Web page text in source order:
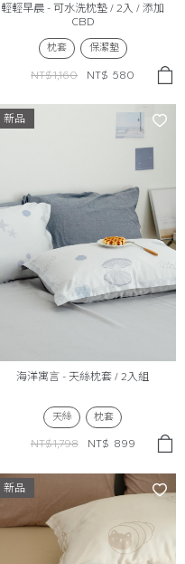
輕輕早晨 - 可水洗枕墊 / 2入 / 添加
CBD
枕套 保潔墊
NT$1,160 NT$ 580
新品
海洋寓言 - 天絲枕套 / 2入組
天絲 枕套
NT$1,798 NT$ 899
新品